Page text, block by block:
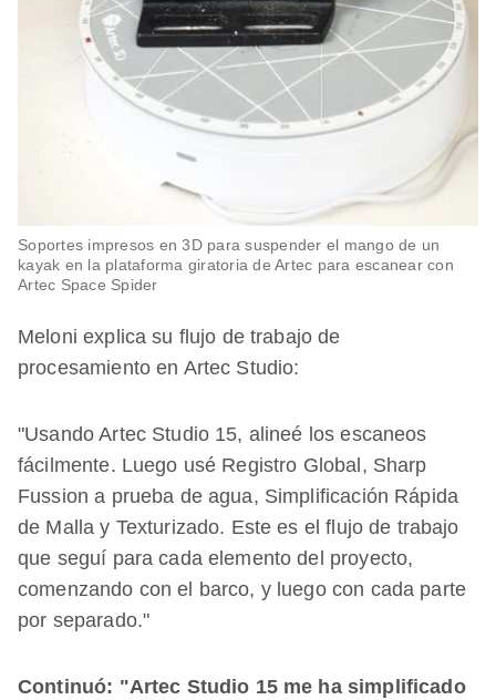
Soportes impresos en 3D para suspender el mango de un
kayak en la plataforma giratoria de Artec para escanear con
Artec Space Spider
Meloni explica su flujo de trabajo de
procesamiento en Artec Studio:
"Usando Artec Studio 15, alineé los escaneos
fácilmente. Luego usé Registro Global, Sharp
Fussion a prueba de agua, Simplificación Rápida
de Malla y Texturizado. Este es el flujo de trabajo
que seguí para cada elemento del proyecto,
comenzando con el barco, y luego con cada parte
por separado."
Continuó: "Artec Studio 15 me ha simplificado